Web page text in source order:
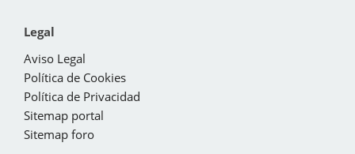
Legal
Aviso Legal
Política de Cookies
Política de Privacidad
Sitemap portal
Sitemap foro